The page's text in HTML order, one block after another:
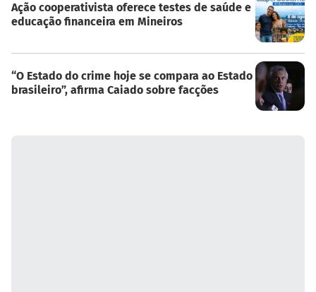
Ação cooperativista oferece testes de saúde e
educação financeira em Mineiros
“O Estado do crime hoje se compara ao Estado
brasileiro”, afirma Caiado sobre facções